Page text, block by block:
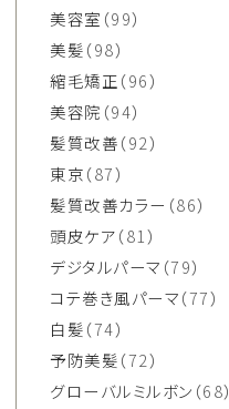
美容室 （99）
美髪（98）
縮毛矯正（96）
美容院 （94）
髪質改善（92）
東京（87）
髪質改善カラー （86）
頭皮ケア（81）
デジタルパーマ （79）
コテ巻き風パーマ（77）
白髪（74）
予防美髪（72）
グローバルミルボン （68）